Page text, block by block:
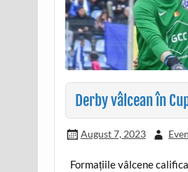
Derby vâlcean în
August 7, 2023
Formațiile vâlcene